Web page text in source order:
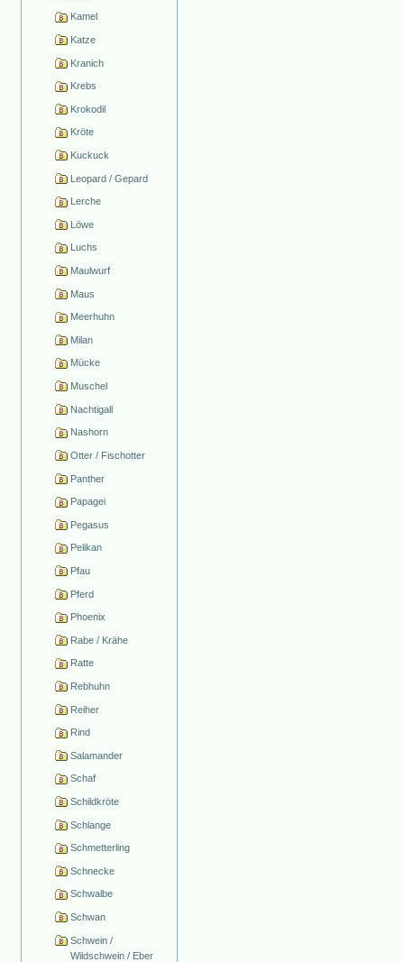
Kamel
Katze
Kranich
Krebs
Krokodil
Kröte
Kuckuck
Leopard / Gepard
Lerche
Löwe
Luchs
Maulwurf
Maus
Meerhuhn
Milan
Mücke
Muschel
Nachtigall
Nashorn
Otter / Fischotter
Panther
Papagei
Pegasus
Pelikan
Pfau
Pferd
Phoenix
Rabe / Krähe
Ratte
Rebhuhn
Reiher
Rind
Salamander
Schaf
Schildkröte
Schlange
Schmetterling
Schnecke
Schwalbe
Schwan
Schwein /
Wildschwein / Eber